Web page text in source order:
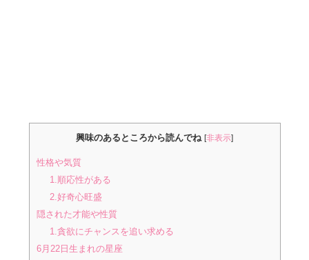
興味のあるところから読んでね [非表示]
性格や気質
1.順応性がある
2.好奇心旺盛
隠された才能や性質
1.貪欲にチャンスを追い求める
6月22日生まれの星座